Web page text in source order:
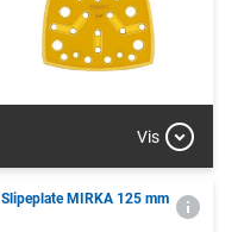
Vis
Slipeplate MIRKA 125 mm